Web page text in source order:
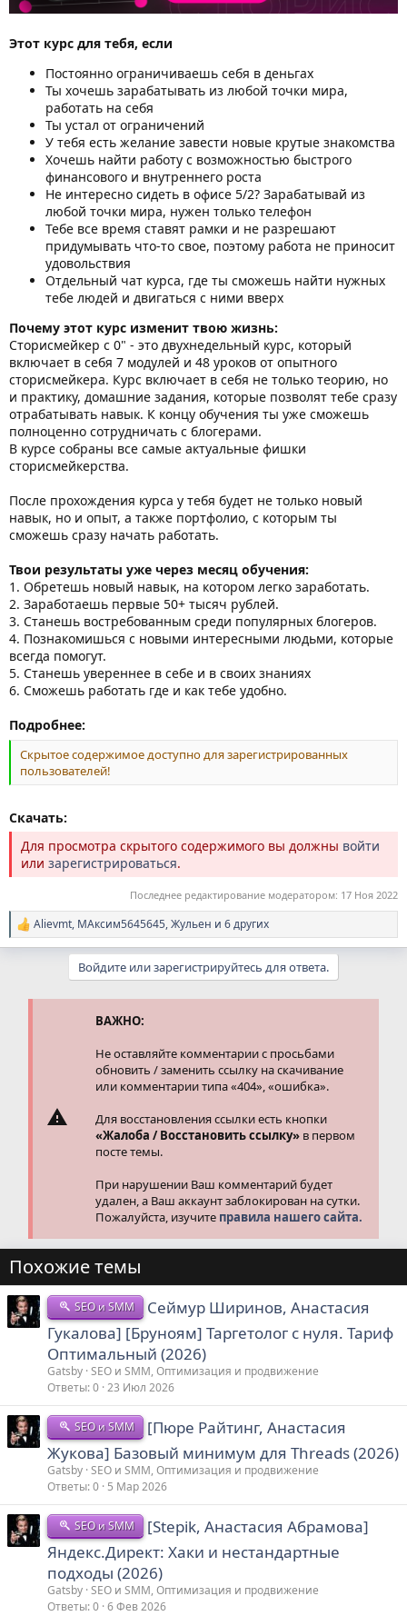
Этот курс для тебя, если
Постоянно ограничиваешь себя в деньгах
Ты хочешь зарабатывать из любой точки мира,
работать на себя
Ты устал от ограничений
У тебя есть желание завести новые крутые знакомства
Хочешь найти работу с возможностью быстрого
финансового и внутреннего роста
Не интересно сидеть в офисе 5/2? Зарабатывай из
любой точки мира, нужен только телефон
Тебе все время ставят рамки и не разрешают
придумывать что-то свое, поэтому работа не приносит
удовольствия
Отдельный чат курса, где ты сможешь найти нужных
тебе людей и двигаться с ними вверх
Почему этот курс изменит твою жизнь:
Сторисмейкер с 0" - это двухнедельный курс, который
включает в себя 7 модулей и 48 уроков от опытного
сторисмейкера. Курс включает в себя не только теорию, но
и практику, домашние задания, которые позволят тебе сразу
отрабатывать навык. К концу обучения ты уже сможешь
полноценно сотрудничать с блогерами.
В курсе собраны все самые актуальные фишки
сторисмейкерства.
После прохождения курса у тебя будет не только новый
навык, но и опыт, а также портфолио, с которым ты
сможешь сразу начать работать.
Твои результаты уже через месяц обучения:
1. Обретешь новый навык, на котором легко заработать.
2. Заработаешь первые 50+ тысяч рублей.
3. Станешь востребованным среди популярных блогеров.
4. Познакомишься с новыми интересными людьми, которые
всегда помогут.
5. Станешь увереннее в себе и в своих знаниях
6. Сможешь работать где и как тебе удобно.
Подробнее:
Скрытое содержимое доступно для зарегистрированных
пользователей!
Скачать:
Для просмотра скрытого содержимого вы должны войти
или зарегистрироваться.
Последнее редактирование модератором: 17 Ноя 2022
Р
е
Alievmt, МАксим5645645,Жульен и 6 других
Войдите или зарегистрируйтесь для ответа.
ВАЖНО:
Не оставляйте комментарии с просьбами
обновить / заменить ссылку на скачивание
или комментарии типа «404», «ошибка».
Для восстановления ссылки есть кнопки
«Жалоба / Восстановить ссылку» в первом
посте темы.
При нарушении Ваш комментарий будет
удален, а Ваш аккаунт заблокирован на сутки.
Пожалуйста, изучите правила нашего сайта.
Похожие темы
SEO и SMM
Сеймур Ширинов, Анастасия
Гукалова] [Бруноям] Таргетолог с нуля. Тариф
Оптимальный (2026)
Gatsby SEO и SMM, Оптимизация и продвижение
Ответы 0 23 Июл 2026
SEO и SMM
[Пюре Райтинг, Анастасия
Жукова] Базовый минимум для Threads (2026)
Gatsby SEO и SMM, Оптимизация и продвижение
Ответы 0 5 Мар 2026
SEO и SMM
[Stepik, Анастасия Абрамова]
Яндекс.Директ: Хаки и нестандартные
подходы (2026)
Gatsby SEO и SMM, Оптимизация и продвижение
Ответы 0 6 Фев 2026